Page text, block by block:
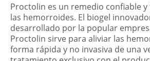
Proctolin es un remedio confiable
las hemorroides. El biogel
desarrollado por la popular
Proctolin sirve para aliviar las
forma rápida y no invasiva de una